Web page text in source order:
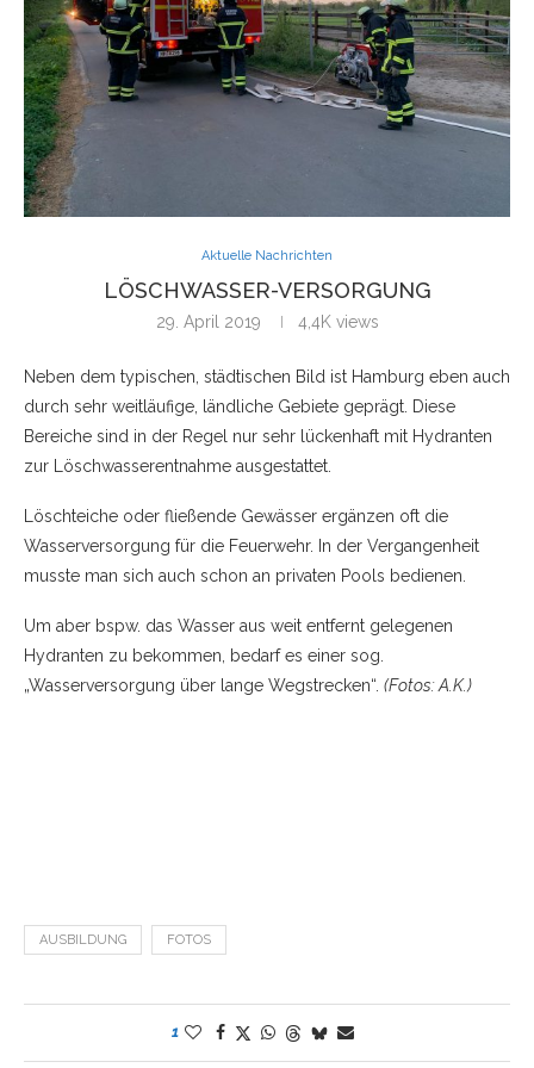
Aktuelle Nachrichten
LÖSCHWASSER-VERSORGUNG
29. April 2019 4,4K views
Neben dem typischen, städtischen Bild ist Hamburg eben auch
durch sehr weitläufige, ländliche Gebiete geprägt. Diese
Bereiche sind in der Regel nur sehr lückenhaft mit Hydranten
zur Löschwasserentnahme ausgestattet.
Löschteiche oder fließende Gewässer ergänzen oft die
Wasserversorgung für die Feuerwehr. In der Vergangenheit
musste man sich auch schon an privaten Pools bedienen.
Um aber bspw. das Wasser aus weit entfernt gelegenen
Hydranten zu bekommen, bedarf es einer sog.
„Wasserversorgung über lange Wegstrecken“. (Fotos: A.K.)
AUSBILDUNG FOTOS
1